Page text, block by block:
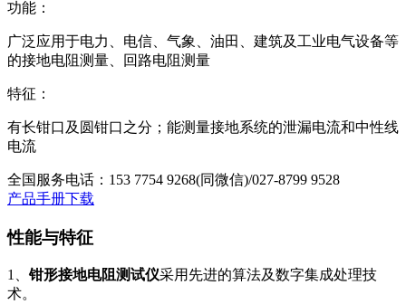
功能：
广泛应用于电力、电信、气象、油田、建筑及工业电气设备等
的接地电阻测量、回路电阻测量
特征：
有长钳口及圆钳口之分；能测量接地系统的泄漏电流和中性线
电流
全国服务电话： 153 7754 9268(同微信)/027-8799 9528
产品手册下载
性能与特征
1、 钳形接地电阻测试仪采用先进的算法及数字集成处理技
术。